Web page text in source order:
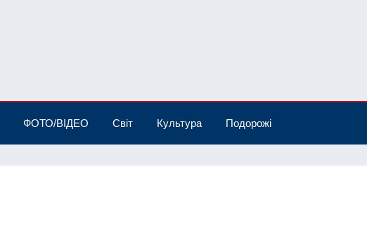
ФОТО/ВІДЕО Світ Культура Подорожі